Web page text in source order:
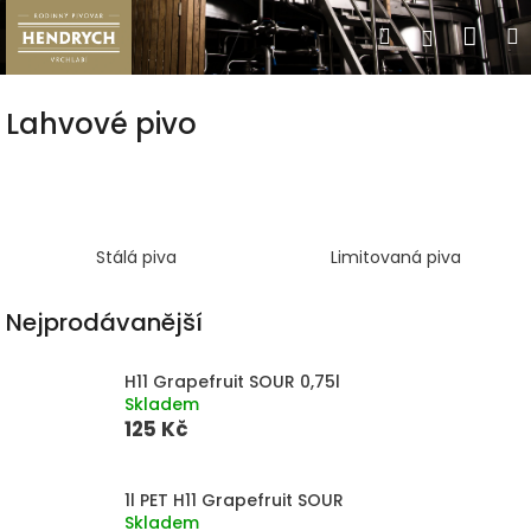
Přejít
na
obsah
Hledat
Lahvové pivo
Stálá piva Limitovaná piva
Nejprodávanější
H11 Grapefruit SOUR 0,75l
Skladem
125 Kč
1l PET H11 Grapefruit SOUR
Skladem